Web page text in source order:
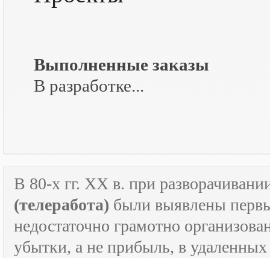
Выполненные заказы
В разработке...
В 80-х гг. XX в. при
(телеработа) были выявлены
недостаточно грамотно
убытки, а не прибыль, в удаленных